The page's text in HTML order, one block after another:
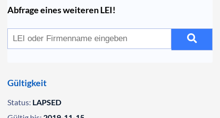
Abfrage eines weiteren LEI!
Gültigkeit
Status: LAPSED